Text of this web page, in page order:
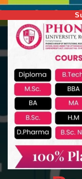
to
content